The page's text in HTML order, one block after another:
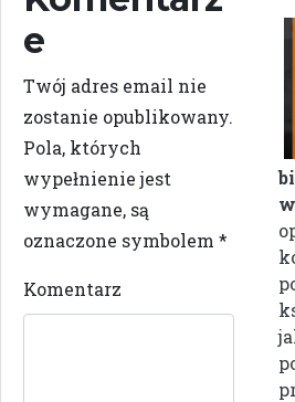
e
Twój adres email nie
zostanie opublikowany.
Pola, których
wypełnienie jest
wymagane, są
oznaczone symbolem *
Komentarz